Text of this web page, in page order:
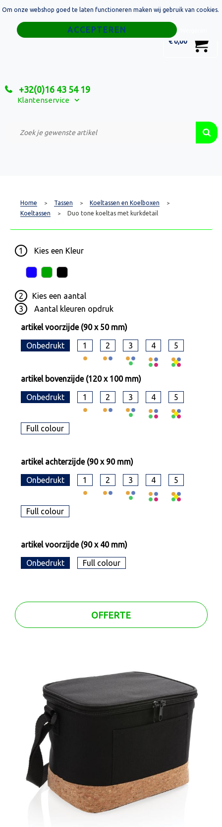
€ 0,00
+32(0)16 43 54 19
Klantenservice
Home
Relatiegeschenken
Custom Made Projecten
Home > Tassen > Koeltassen en Koelboxen >
Koeltassen > Duo tone koeltas met kurkdetail
1 Kies een Kleur
2 Kies een aantal
3
Aantal kleuren opdruk
artikel voorzijde (90 x 50 mm)
Onbedrukt 1 2 3 4 5
artikel bovenzijde (120 x 100 mm)
Onbedrukt 1 2 3 4 5
Full colour
artikel achterzijde (90 x 90 mm)
Onbedrukt 1 2 3 4 5
Full colour
artikel voorzijde (90 x 40 mm)
Onbedrukt Full colour
OFFERTE
Om onze webshop goed te laten functioneren maken wij gebruik van cookies.